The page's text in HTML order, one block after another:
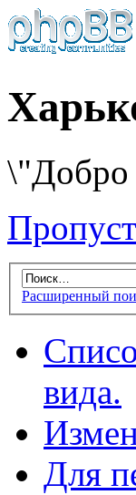
\"Добро
Расширенный
вида.
Для